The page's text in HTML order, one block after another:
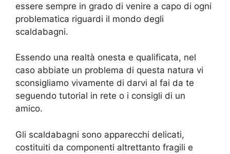
essere sempre in grado di venire a capo di ogni
problematica riguardi il mondo degli
scaldabagni.
Essendo una realtà onesta e qualificata, nel
caso abbiate un problema di questa natura vi
sconsigliamo vivamente di darvi al fai da te
seguendo tutorial in rete o i consigli di un
amico.
Gli scaldabagni sono apparecchi delicati,
costituiti da componenti altrettanto fragili e